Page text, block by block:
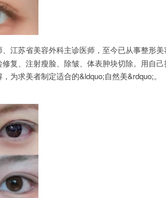
江苏省美容外科主诊医师，至今已从事整形
复、注射瘦脸、除皱、体表肿块切除。用自
为求美者制定适合的&ldquo;自然美&rdquo;。